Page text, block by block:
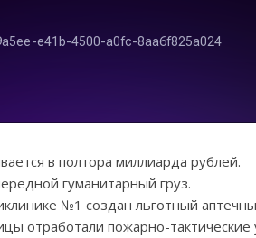
в полтора миллиарда рублей.
гуманитарный груз.
№1 создан льготный
отработали пожарно-тактические